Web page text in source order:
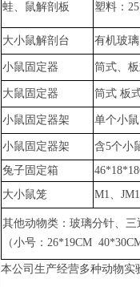
蛙、鼠解剖板 塑料：
大小鼠解剖台 有机玻
小鼠固定器 筒式、
大鼠固定器 筒式 板
小鼠固定器架 单个小
小鼠固定器架 含5个小
兔子固定箱
大小鼠笼
M1、
其他动物类：玻璃分针、
（小号： 26*19CM
本公司生产经营多种动物